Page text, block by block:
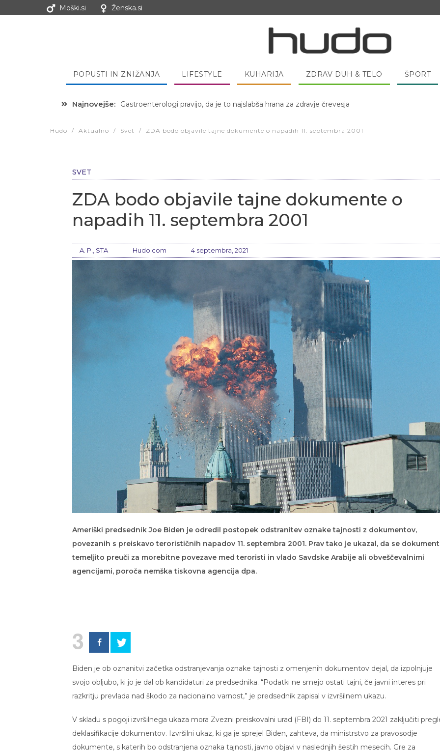
Moški.si Ženska.si
POPUSTI IN ZNIŽANJA LIFESTYLE KUHARIJA ZDRAV DUH & TELO ŠPORT
Najnovejše: Hibernacijska dieta: Zakaj je pred spanjem dobro pojesti žlico medu?
Hudo / Aktualno / Svet / ZDA bodo objavile tajne dokumente o napadih 11. septembra 2001
SVET
ZDA bodo objavile tajne dokumente o
napadih 11. septembra 2001
A. P., STA Hudo.com 4 septembra, 2021
Ameriški predsednik Joe Biden je odredil postopek odstranitev oznake tajnosti z dokumentov,
povezanih s preiskavo terorističnih napadov 11. septembra 2001. Prav tako je ukazal, da se
temeljito preuči za morebitne povezave med teroristi in vlado Savdske Arabije ali obveščevalnimi
agencijami, poroča nemška tiskovna agencija dpa.
3
Biden je ob oznanitvi začetka odstranjevanja oznake tajnosti z omenjenih dokumentov dejal, da izpolnjuje
svojo obljubo, ki jo je dal ob kandidaturi za predsednika. “Podatki ne smejo ostati tajni, če javni interes pri
razkritju prevlada nad škodo za nacionalno varnost,” je predsednik zapisal v izvršilnem ukazu.
V skladu s pogoji izvršilnega ukaza mora Zvezni preiskovalni urad (FBI) do 11. septembra 2021 zaključiti
deklasifikacije dokumentov. Izvršilni ukaz, ki ga je sprejel Biden, zahteva, da ministrstvo za pravosodje
dokumente, s katerih bo odstranjena oznaka tajnosti, javno objavi v naslednjih šestih mesecih. Gre za